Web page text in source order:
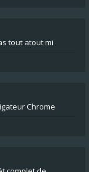
tout atout mi
Chrome